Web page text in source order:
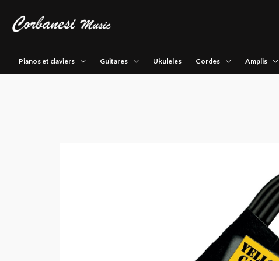
Pianos et claviers Guitares Ukuleles Cordes Amplis